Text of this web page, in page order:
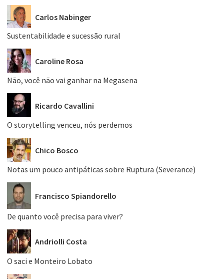
Carlos Nabinger
Sustentabilidade e sucessão rural
Caroline Rosa
Não, você não vai ganhar na Megasena
Ricardo Cavallini
O storytelling venceu, nós perdemos
Chico Bosco
Notas um pouco antipáticas sobre Ruptura (Severance)
Francisco Spiandorello
De quanto você precisa para viver?
Andriolli Costa
O saci e Monteiro Lobato